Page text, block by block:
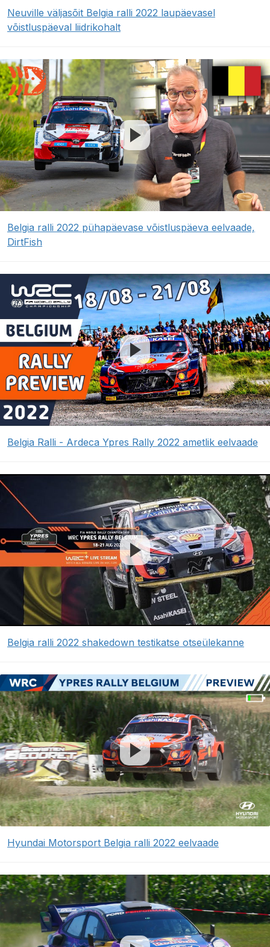
Neuville väljasõit Belgia ralli 2022 laupäevasel
võistluspäeval liidrikohalt
Belgia ralli 2022 pühapäevase võistluspäeva eelvaade,
DirtFish
Belgia Ralli - Ardeca Ypres Rally 2022 ametlik eelvaade
Belgia ralli 2022 shakedown testikatse otseülekanne
Hyundai Motorsport Belgia ralli 2022 eelvaade